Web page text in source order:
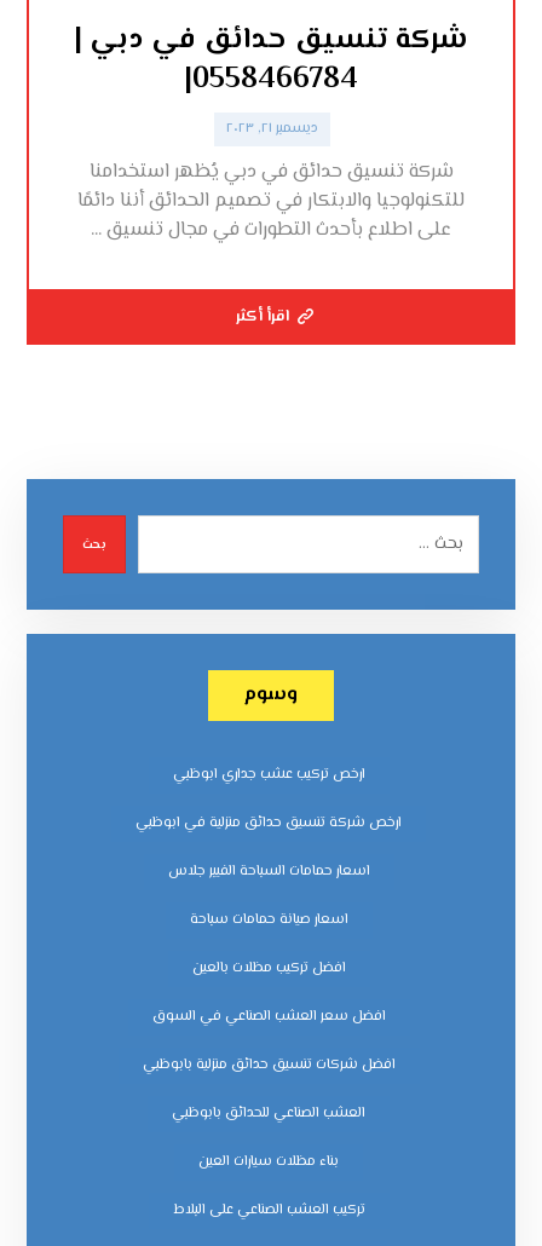
شركة تنسيق حدائق في دبي |
0558466784|
ديسمبر ٢١, ٢٠٢٣
شركة تنسيق حدائق في دبي يُظهر استخدامنا
للتكنولوجيا والابتكار في تصميم الحدائق أننا دائمًا
على اطلاع بأحدث التطورات في مجال تنسيق ...
اقرأ أكثر
بحث
وسوم
ارخص تركيب عشب جداري ابوظبي
ارخص شركة تنسيق حدائق منزلية في ابوظبي
اسعار حمامات السباحة الفيبر جلاس
اسعار صيانة حمامات سباحة
افضل تركيب مظلات بالعين
افضل سعر العشب الصناعي في السوق
افضل شركات تنسيق حدائق منزلية بابوظبي
العشب الصناعي للحدائق بابوظبي
بناء مظلات سيارات العين
تركيب العشب الصناعي على البلاط